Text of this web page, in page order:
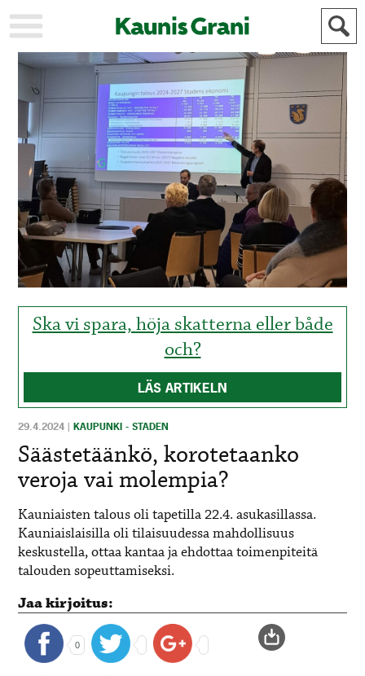
KAUPUNKI
AJANKOHTAISTA
AKTUELLT
URHEILU
IDROTT
KULTTUURI
KULTUR
HISTORIA
HISTORIA
YLEINEN
ALLMÄN
MAINOSTAJILLE
ANNONSÖRER
Ska vi spara, höja skatterna eller både
och?
LÄS ARTIKELN
29.4.2024 |KAUPUNKI - STADEN
Säästetäänkö, korotetaanko
veroja vai molempia?
Kauniaisten talous oli tapetilla 22.4. asukasillassa.
Kauniaislaisilla oli tilaisuudessa mahdollisuus
keskustella, ottaa kantaa ja ehdottaa toimenpiteitä
talouden sopeuttamiseksi.
Jaa kirjoitus:
0